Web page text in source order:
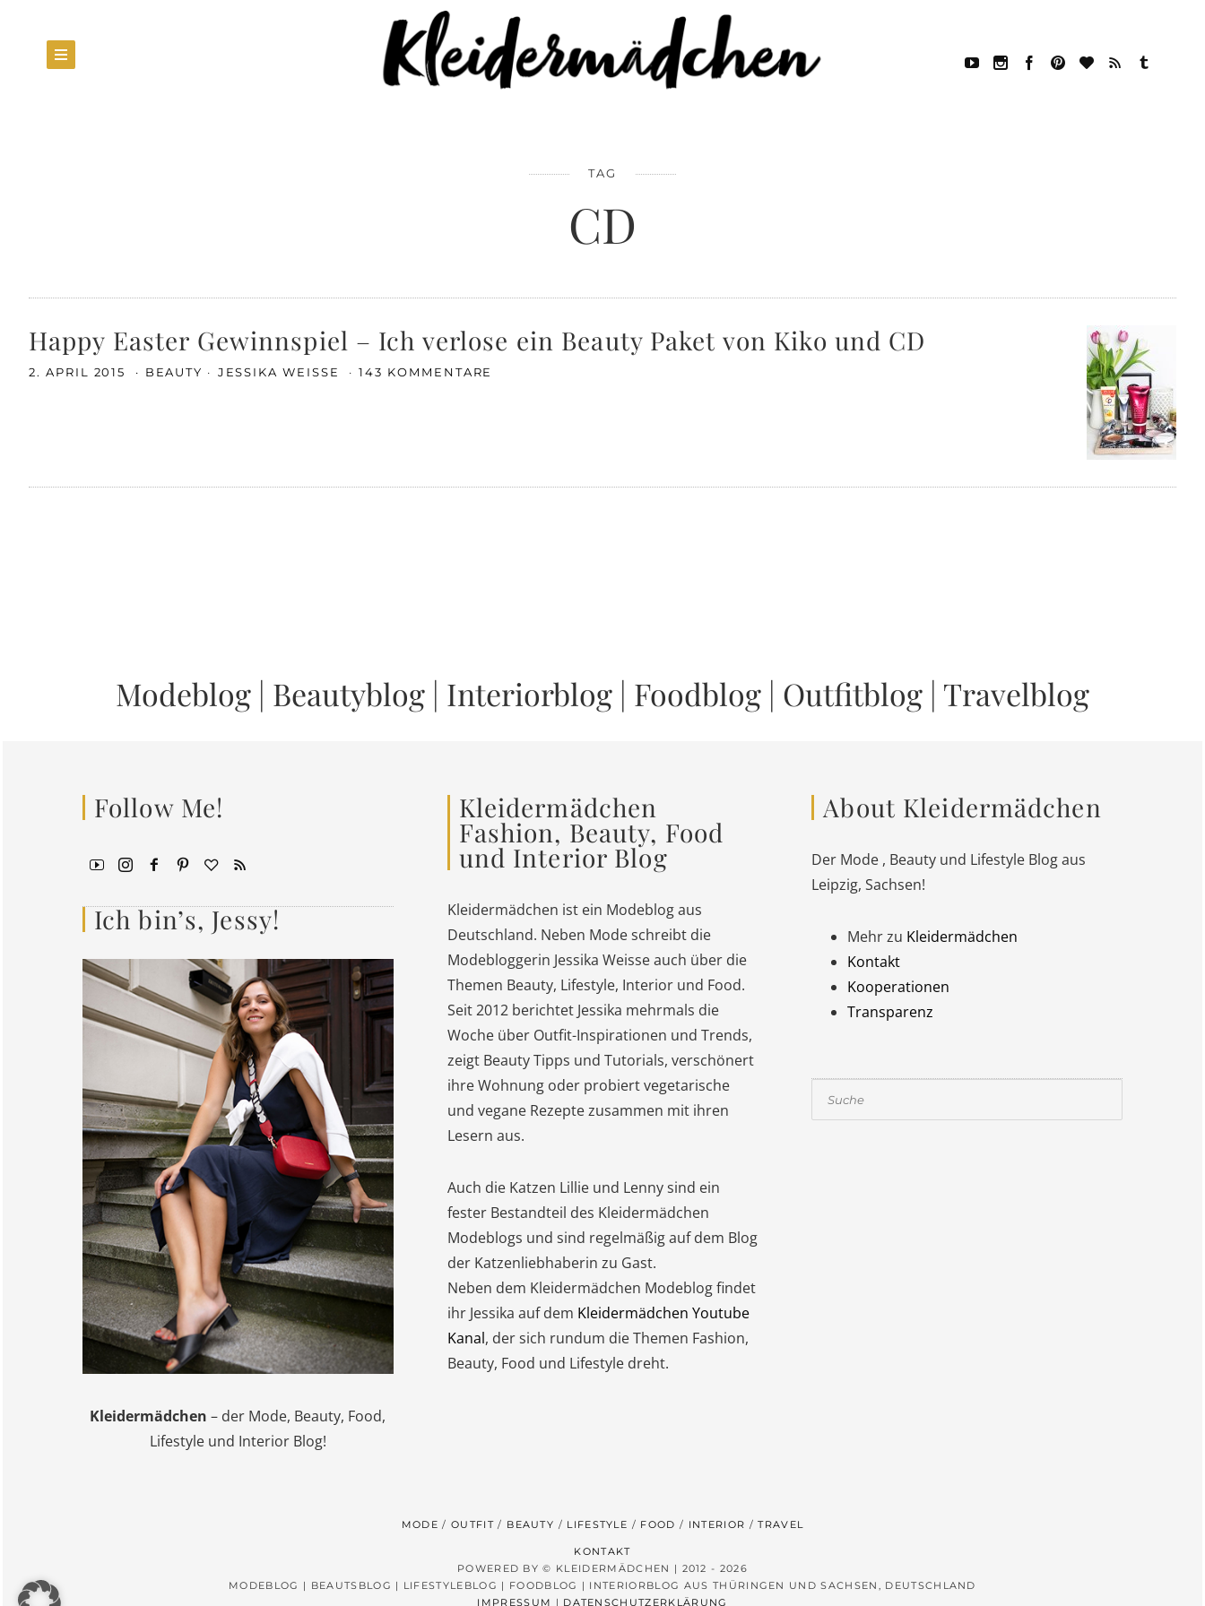
TAG
CD
Happy Easter Gewinnspiel – Ich verlose ein Beauty Paket von Kiko und CD
2. APRIL 2015 BEAUTY JESSIKA WEISSE 143 KOMMENTARE
Modeblog | Beautyblog | Interiorblog | Foodblog | Outfitblog | Travelblog
Follow Me!
Ich bin’s, Jessy!
Kleidermädchen – der Mode, Beauty, Food,
Lifestyle und Interior Blog!
Kleidermädchen
Fashion, Beauty, Food
und Interior Blog
Kleidermädchen ist ein Modeblog aus
Deutschland. Neben Mode schreibt die
Modebloggerin Jessika Weisse auch über die
Themen Beauty, Lifestyle, Interior und Food.
Seit 2012 berichtet Jessika mehrmals die
Woche über Outfit-Inspirationen und Trends,
zeigt Beauty Tipps und Tutorials, verschönert
ihre Wohnung oder probiert vegetarische
und vegane Rezepte zusammen mit ihren
Lesern aus.
Auch die Katzen Lillie und Lenny sind ein
fester Bestandteil des Kleidermädchen
Modeblogs und sind regelmäßig auf dem Blog
der Katzenliebhaberin zu Gast.
Neben dem Kleidermädchen Modeblog findet
ihr Jessika auf dem Kleidermädchen Youtube
Kanal, der sich rundum die Themen Fashion,
Beauty, Food und Lifestyle dreht.
About Kleidermädchen
Der Mode , Beauty und Lifestyle Blog aus
Leipzig, Sachsen!
Mehr zu Kleidermädchen
Kontakt
Kooperationen
Transparenz
Suchen
MODE OUTFIT BEAUTY LIFESTYLE FOOD INTERIOR TRAVEL
KONTAKT
POWERED BY © KLEIDERMÄDCHEN | 2012 - 2026
MODEBLOG | BEAUTSBLOG | LIFESTYLEBLOG | FOODBLOG | INTERIORBLOG AUS THÜRINGEN UND SACHSEN, DEUTSCHLAND
IMPRESSUM | DATENSCHUTZERKLÄRUNG